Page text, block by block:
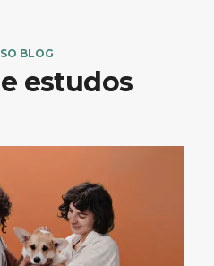
BLOG
estudos